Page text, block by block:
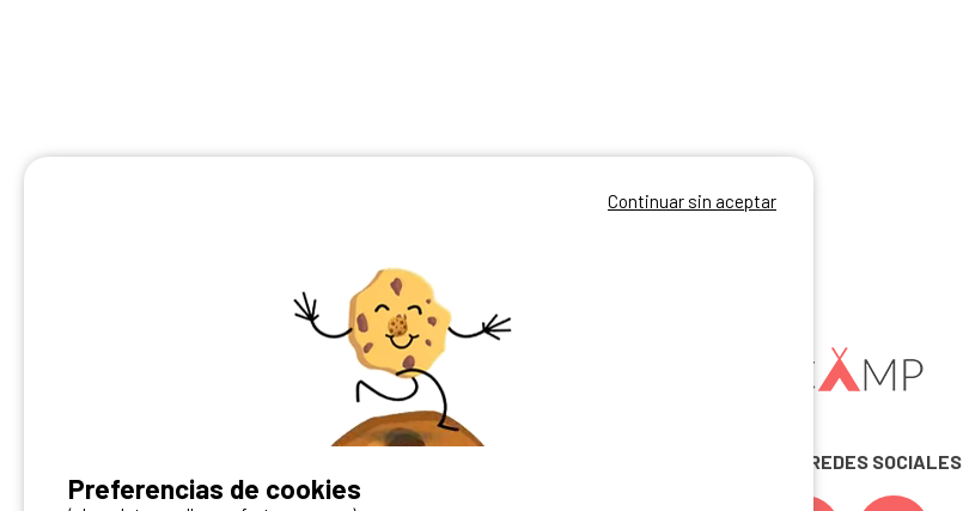
SÍGUENOS EN LAS REDES SOCIALES
Continuar sin aceptar
Preferencias de cookies